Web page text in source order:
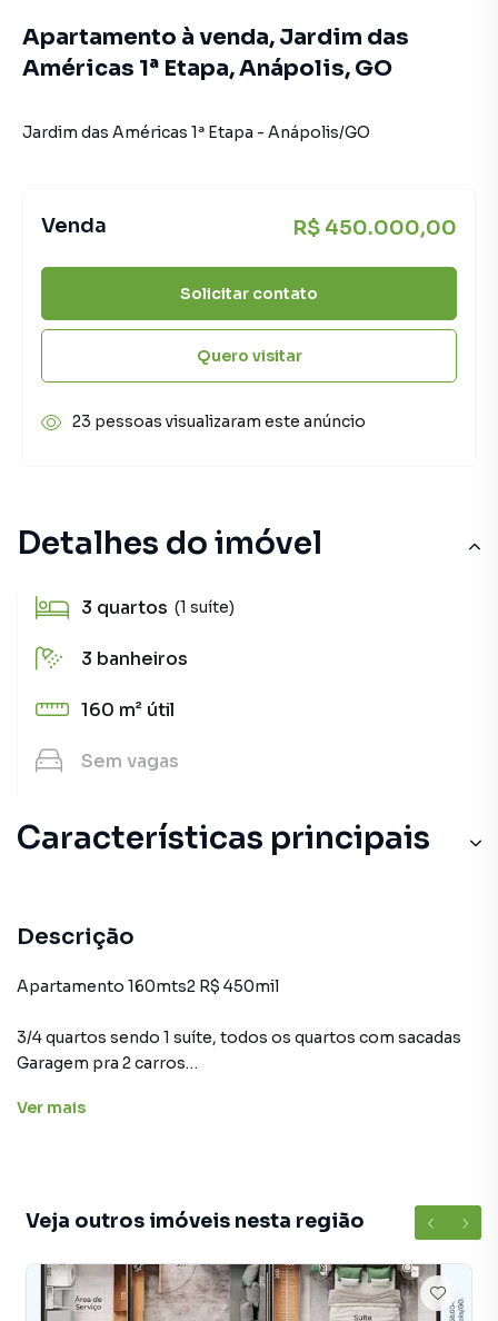
Detalhes do imóvel
3 quartos (1 suíte)
3 banheiros
160 m² útil
Sem vagas
Características principais
Descrição
Apartamento 160mts2 R$ 450mil
3/4 quartos sendo 1 suíte, todos os quartos com sacadas
Garagem pra 2 carros
Água e gás incluso no condomínio
Tem energia solar
Fica no fundo do COLEGIO COUTO em frente a saneago,
proximo a UniEvangelica
Ver mais
Veja outros imóveis nesta região
Apartamento à venda, Jardim das
Américas 1ª Etapa, Anápolis, GO
Jardim das Américas 1ª Etapa - Anápolis/GO
Venda R$ 450.000,00
Solicitar contato
Quero visitar
23 pessoas visualizaram este anúncio